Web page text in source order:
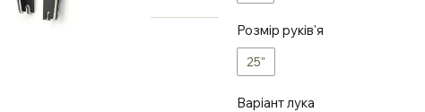
Розмір руків'я
25"
Варіант лука